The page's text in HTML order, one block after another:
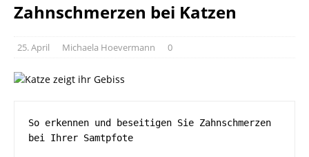
Zahnschmerzen bei Katzen
25. April Michaela Hoevermann 0
So erkennen und beseitigen Sie Zahnschmerzen
bei Ihrer Samtpfote